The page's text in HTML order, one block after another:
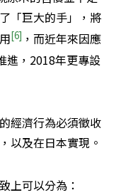
「巨大的手」，將
[6] ，而近年來因應
進，2018年更專設
經濟行為必須徵收
以及在日本實現。
上可以分為：